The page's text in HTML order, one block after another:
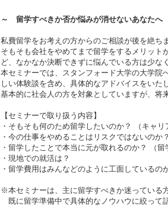
～ 留学すべきか否か悩みが消せないあなたへ
私費留学をお考えの方からのご相談が後を絶ち
そもそも会社をやめてまで留学をするメリッ
ど、なかなか決断できずに悩んでいる方は少な
本セミナーでは、スタンフォード大学の大学院
しい体験談を含め、具体的なアドバイスをいた
基本的に社会人の方を対象としていますが、将
【セミナーで取り扱う内容】
・そもそも何のため留学したいのか？ （キャリ
・今の仕事をやめることはリスクではないのか？
・留学したことで本当に元が取れるのか？ （留
・現地での就活は？
・留学費用はみんなどのように工面しているの
※本セミナーは、主に留学すべきか迷っている
既に留学準備中で具体的なノウハウに絞って